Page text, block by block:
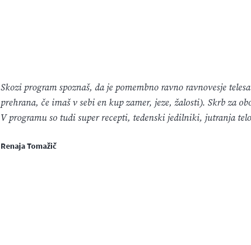
Skozi program spoznaš, da je pomembno ravno ravnovesje
prehrana, če imaš v sebi en kup zamer, jeze, žalosti). Skrb za
V programu so tudi super recepti, tedenski jedilniki, jutranja
Renaja Tomažič